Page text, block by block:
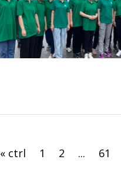
« ctrl 1 2 ... 61